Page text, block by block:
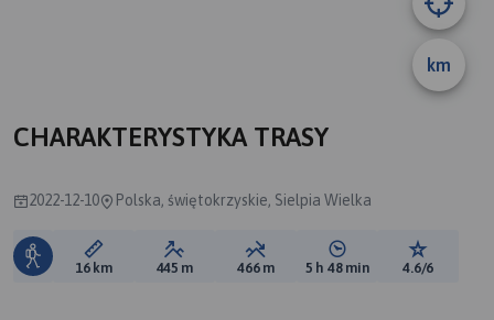
km
CHARAKTERYSTYKA TRASY
2022-12-10 Polska, świętokrzyskie, Sielpia Wielka
Długość trasy:
16 km Suma przewyższeń:
445 m Suma spadków:
466 m Średni czas potrzebny
5 h 48 min Ocena
4.6/6